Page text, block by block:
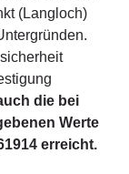
(Langloch)
die bei
Werte
erreicht.